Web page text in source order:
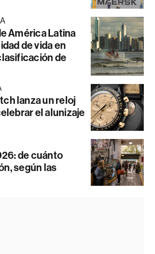
América Latina
de vida en
de
lanza un reloj
el alunizaje
de cuánto
según las